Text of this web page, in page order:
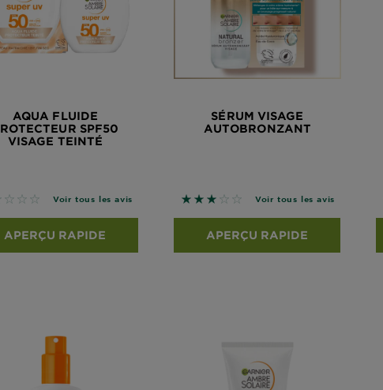
AQUA FLUIDE
SPF50
VISAGE TEINTÉ
Voir tous les avis
APERÇU RAPIDE
SÉRUM VISAGE
AUTOBRONZANT
3 sur 5 étoiles basé sur les avis
Voir tous les avis
APERÇU RAPIDE